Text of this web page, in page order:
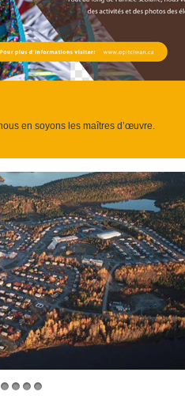
en soyons les maîtres d’œuvre.